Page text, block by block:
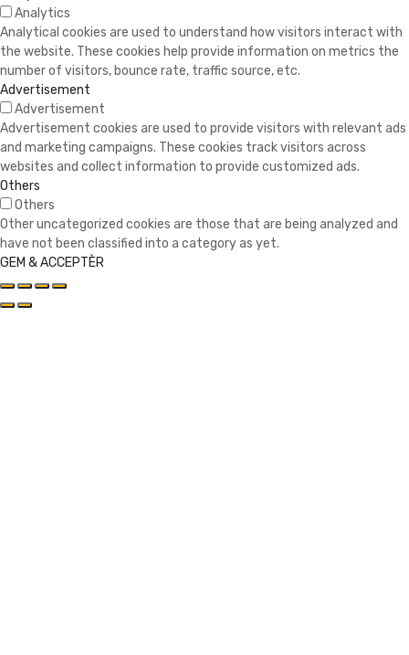
Analytics
Analytical cookies are used to understand how visitors interact with
the website. These cookies help provide information on metrics the
number of visitors, bounce rate, traffic source, etc.
Advertisement
Advertisement
Advertisement cookies are used to provide visitors with relevant ads
and marketing campaigns. These cookies track visitors across
websites and collect information to provide customized ads.
Others
Others
Other uncategorized cookies are those that are being analyzed and
have not been classified into a category as yet.
GEM & ACCEPTÈR